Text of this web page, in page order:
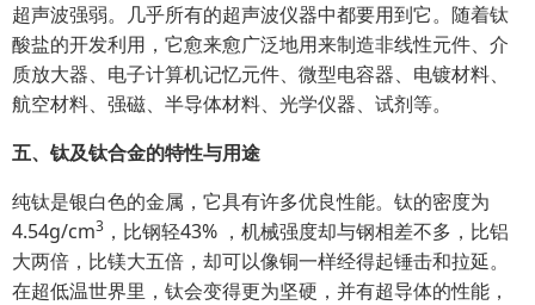
超声波强弱。几乎所有的超声波仪器中都要用到它。随着钛
酸盐的开发利用，它愈来愈广泛地用来制造非线性元件、介
质放大器、电子计算机记忆元件、微型电容器、电镀材料、
航空材料、强磁、半导体材料、光学仪器、试剂等。
五、钛及钛合金的特性与用途
纯钛是银白色的金属，它具有许多优良性能。钛的密度为
4.54g/cm3 ，比钢轻43% ，机械强度却与钢相差不多，比铝
大两倍，比镁大五倍，却可以像铜一样经得起锤击和拉延。
在超低温世界里，钛会变得更为坚硬，并有超导体的性能，